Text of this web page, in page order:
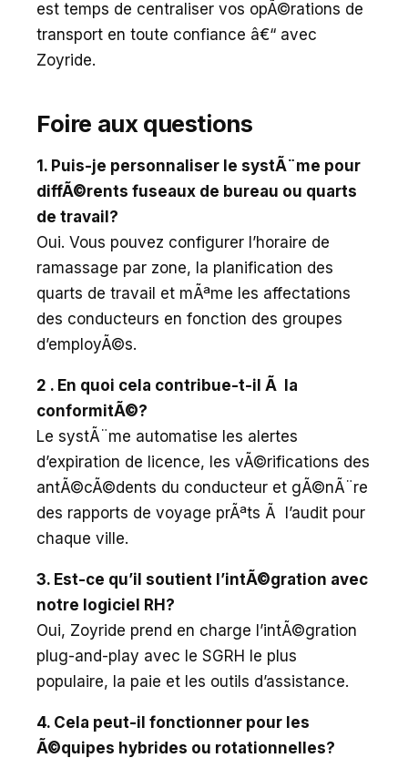
est temps de centraliser vos opÃ©rations de
transport en toute confiance â€“ avec
Zoyride.
Foire aux questions
1. Puis-je personnaliser le systÃ¨me pour
diffÃ©rents fuseaux de bureau ou quarts
de travail?
Oui. Vous pouvez configurer l’horaire de
ramassage par zone, la planification des
quarts de travail et mÃªme les affectations
des conducteurs en fonction des groupes
d’employÃ©s.
2 . En quoi cela contribue-t-il Ã la
conformitÃ©?
Le systÃ¨me automatise les alertes
d’expiration de licence, les vÃ©rifications des
antÃ©cÃ©dents du conducteur et gÃ©nÃ¨re
des rapports de voyage prÃªts Ã l’audit pour
chaque ville.
3. Est-ce qu’il soutient l’intÃ©gration avec
notre logiciel RH?
Oui, Zoyride prend en charge l’intÃ©gration
plug-and-play avec le SGRH le plus
populaire, la paie et les outils d’assistance.
4. Cela peut-il fonctionner pour les
Ã©quipes hybrides ou rotationnelles?